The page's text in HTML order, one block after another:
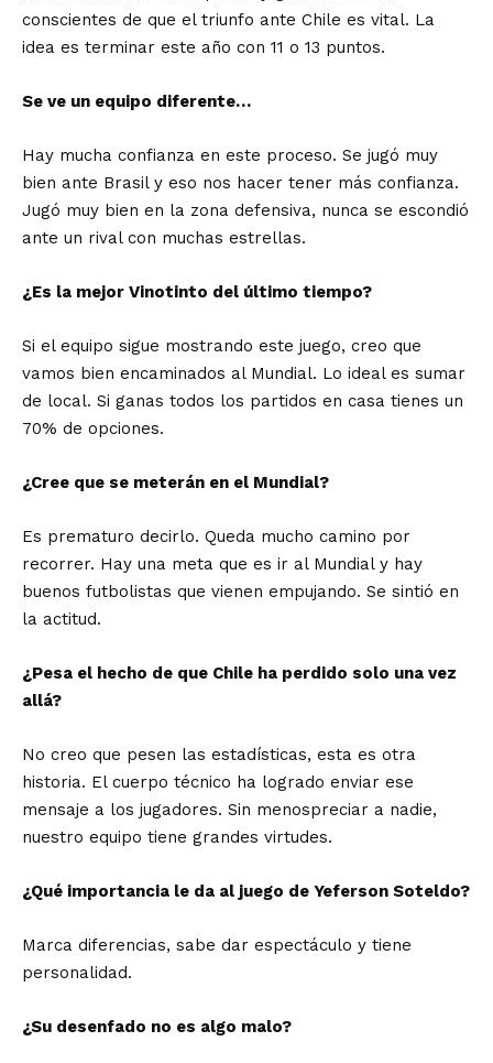
conscientes de que el triunfo ante Chile es vital. La
idea es terminar este año con 11 o 13 puntos.
Se ve un equipo diferente…
Hay mucha confianza en este proceso. Se jugó muy
bien ante Brasil y eso nos hacer tener más confianza.
Jugó muy bien en la zona defensiva, nunca se escondió
ante un rival con muchas estrellas.
¿Es la mejor Vinotinto del último tiempo?
Si el equipo sigue mostrando este juego, creo que
vamos bien encaminados al Mundial. Lo ideal es sumar
de local. Si ganas todos los partidos en casa tienes un
70% de opciones.
¿Cree que se meterán en el Mundial?
Es prematuro decirlo. Queda mucho camino por
recorrer. Hay una meta que es ir al Mundial y hay
buenos futbolistas que vienen empujando. Se sintió en
la actitud.
¿Pesa el hecho de que Chile ha perdido solo una vez
allá?
No creo que pesen las estadísticas, esta es otra
historia. El cuerpo técnico ha logrado enviar ese
mensaje a los jugadores. Sin menospreciar a nadie,
nuestro equipo tiene grandes virtudes.
¿Qué importancia le da al juego de Yeferson Soteldo?
Marca diferencias, sabe dar espectáculo y tiene
personalidad.
¿Su desenfado no es algo malo?